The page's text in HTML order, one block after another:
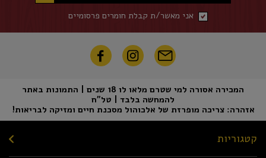
אני מאשר/ת קבלת חומרים פרסומיים
המכירה אסורה למי שטרם מלאו לו 18 שנים | התמונות באתר
להמחשה בלבד | טל"ח
אזהרה: צריכה מופרזת של אלכוהול מסכנת חיים ומזיקה לבריאות!
קטגוריות